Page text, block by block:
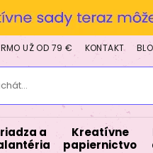
UŽ OD 79 € KONTAKT
a
Kreatívne
papiernictvo